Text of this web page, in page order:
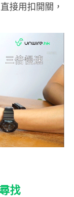
接用扣開關，
找